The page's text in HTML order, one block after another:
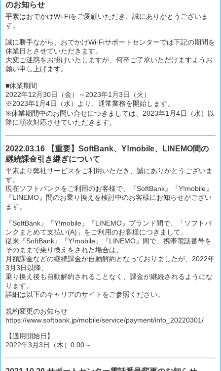
のお知らせ
平素はおでかけWi-Fiをご愛顧いただき、誠にありがとうございま
す。
誠に勝手ながら、おでかけWi-Fiサポートセンターでは下記の期間を
休業日とさせていただきます。
大変ご迷惑をお掛けいたしますが、何卒ご了承いただけますようお
願い申し上げます。
■休業期間
2022年12月30日（金）～2023年1月3日（火）
※2023年1月4日（水）より、通常業務を開始します。
※休業期間中のお問い合せにつきましては、2023年1月4日（水）以
降に順次対応させていただきます。
2022.03.16 【重要】SoftBank、Y!mobile、LINEMO間の
継続課金引き継ぎについて
平素より弊社サービスをご利用いただき、誠にありがとうございま
す。
現在ソフトバンクをご利用のお客様で、『SoftBank』『Y!mobile』
『LINEMO』間のお乗り換えを検討中のお客様にお知らせがござい
ます。
『SoftBank』『Y!mobile』『LINEMO』ブランド間で、「ソフトバ
ンクまとめて支払い(A)」をご利用のお客様につきまして、
従来『SoftBank』『Y!mobile』『LINEMO』間で、携帯電話番号を
そのままで乗り換えをされた場合は、
月額課金などの継続課金が自動解約となっておりましたが、2022年
3月3日以降、
乗り換え後も自動解約されることなく、課金が継続されるようにな
ります。
詳細は以下のキャリアのサイトをご参照ください。
規約変更のお知らせ
https://www.softbank.jp/mobile/service/payment/info_20220301/
【適用開始日】
2022年3月3日（木）0:00～